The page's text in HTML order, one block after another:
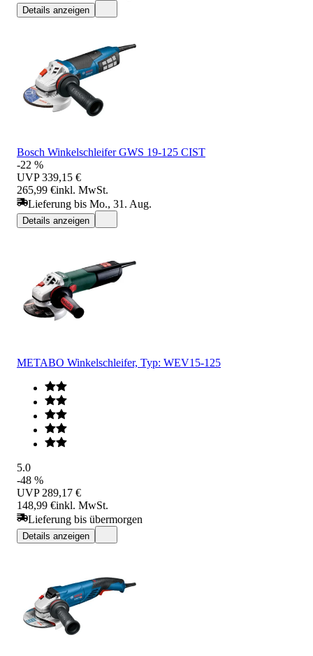
Details anzeigen
Bosch Winkelschleifer GWS 19-125 CIST
-22 %
UVP 339,15 €
265,99 €inkl. MwSt.
Lieferung bis Mo., 31. Aug.
Details anzeigen
METABO Winkelschleifer, Typ: WEV15-125
5.0
-48 %
UVP 289,17 €
148,99 €inkl. MwSt.
Lieferung bis übermorgen
Details anzeigen